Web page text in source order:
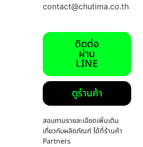
contact@chutima.co.th
ติดต่อ
ผ่าน
LINE
ดูร้านค้า
สอบถามรายละเอียดเพิ่มเติม
เกี่ยวกับผลิตภัณฑ์ ได้ที่ร้านค้า
Partners